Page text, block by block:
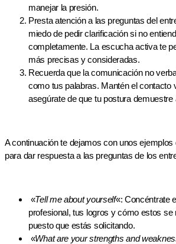
manejar la presión.
Presta atención a las preguntas del
miedo de pedir clarificación si no
completamente. La escucha activa te
más precisas y consideradas.
Recuerda que la comunicación no
como tus palabras. Mantén el contacto
asegúrate de que tu postura
A continuación te dejamos con unos ejemplos
para dar respuesta a las preguntas de los
«Tell me about yourself«: Concéntrate
profesional, tus logros y cómo estos se
puesto que estás solicitando.
«What are your strengths and